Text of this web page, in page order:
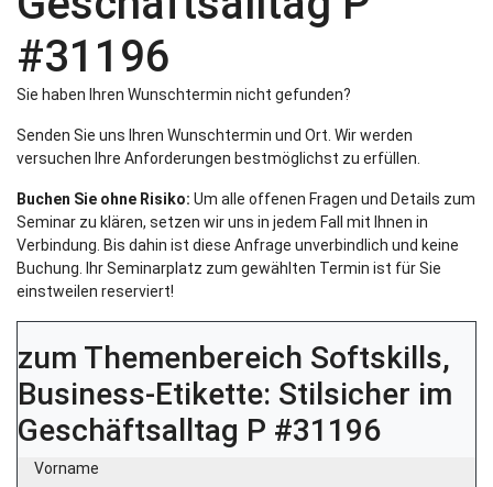
#31196
Sie haben Ihren Wunschtermin nicht gefunden?
Senden Sie uns Ihren Wunschtermin und Ort. Wir werden
versuchen Ihre Anforderungen bestmöglichst zu erfüllen.
Buchen Sie ohne Risiko: Um alle offenen Fragen und Details zum
Seminar zu klären, setzen wir uns in jedem Fall mit Ihnen in
Verbindung. Bis dahin ist diese Anfrage unverbindlich und keine
Buchung. Ihr Seminarplatz zum gewählten Termin ist für Sie
einstweilen reserviert!
zum Themenbereich Softskills,
Business-Etikette: Stilsicher im
Geschäftsalltag P #31196
Vorname